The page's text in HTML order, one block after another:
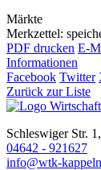
Märkte
Merkzettel:
PDF drucken E-
Informationen
Facebook Twitter
Zurück zur Liste
Schleswiger Str.
04642 - 921627
info@wtk-